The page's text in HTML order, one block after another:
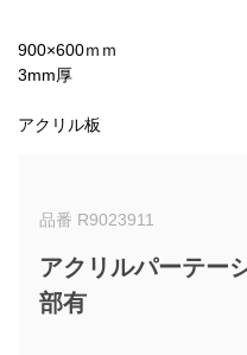
900×600ｍｍ
3mm厚
アクリル板
品番 R9023911
アクリルパーテ
部有